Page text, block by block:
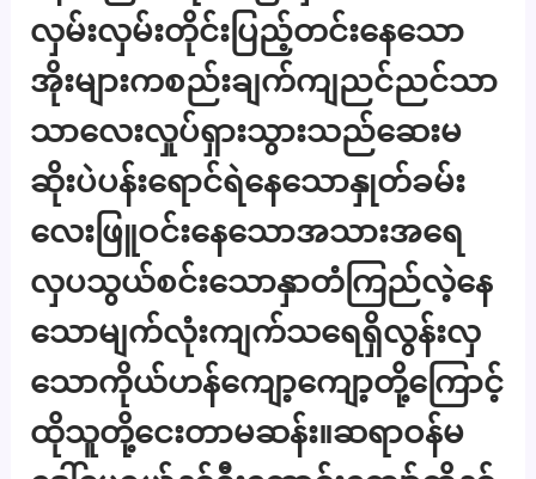
လှမ်းလှမ်းတိုင်းပြည့်တင်းနေသော
အိုးများကစည်းချက်ကျညင်ညင်သာ
သာလေးလှုပ်ရှားသွားသည်ဆေးမ
ဆိုးပဲပန်းရောင်ရဲနေသောနှုတ်ခမ်း
လေးဖြူဝင်းနေသောအသားအရေ
လှပသွယ်စင်းသောနှာတံကြည်လဲ့နေ
သောမျက်လုံးကျက်သရေရှိလွန်းလှ
သောကိုယ်ဟန်ကျော့ကျော့တို့ကြောင့်
ထိုသူတို့ငေးတာမဆန်း။ဆရာဝန်မ